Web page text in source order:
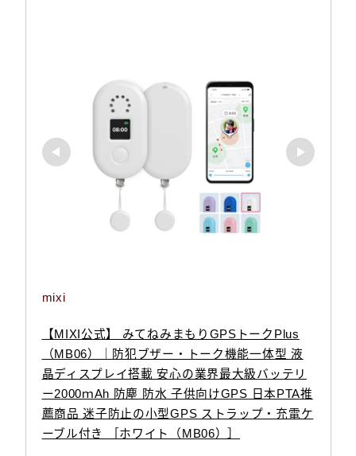
mixi
【MIXI公式】 みてねみまもりGPSトークPlus
（MB06）｜防犯ブザー・トーク機能一体型 液
晶ディスプレイ搭載 安心の業界最大級バッテリ
ー2000ｍAh 防塵 防水 子供向けGPS 日本PTA推
薦商品 迷子防止の小型GPS ストラップ・充電ケ
ーブル付き ［ホワイト（MB06）］